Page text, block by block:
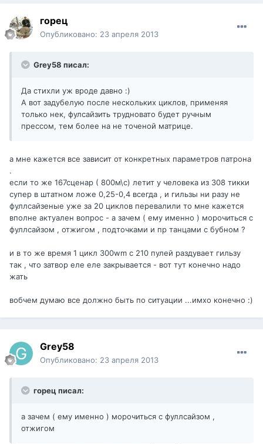
горец
Опубликовано: 23 апреля 2013
Grey58 писал:
Да стихли уж вроде давно :)
А вот задубелую после нескольких циклов, применяя
только нек, фулсайзить трудновато будет ручным
прессом, тем более на не точеной матрице.
а мне кажется все зависит от конкретных параметров патрона
.
если то же 167сценар ( 800м\с) летит у человека из 308 тикки
супер в штатном ложе 0,25-0,4 всегда , и гильзы ни разу не
фуллсайзеные уже за 20 циклов перевалили то мне кажется
вполне актуален вопрос - а зачем ( ему именно ) морочиться с
фуллсайзом , отжигом , подточками и пр танцами с бубном ?
и в то же время 1 цикл 300wm с 210 пулей раздувает гильзу
так , что затвор еле еле закрывается - вот тут конечно надо
жать
вобчем думаю все должно быть по ситуации ...имхо конечно :)
Grey58
Опубликовано: 23 апреля 2013
горец писал:
а зачем ( ему именно ) морочиться с фуллсайзом ,
отжигом